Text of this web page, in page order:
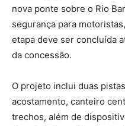
nova ponte sobre o Rio
segurança para
etapa deve ser concluída
da concessão.
O projeto inclui duas
acostamento, canteiro
trechos, além de